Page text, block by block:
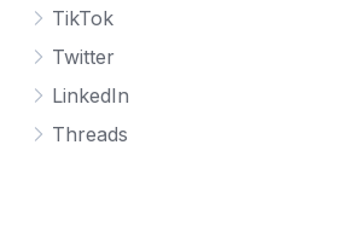
TikTok
Twitter
LinkedIn
Threads